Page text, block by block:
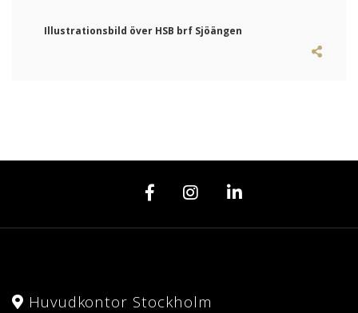
Illustrationsbild över HSB brf Sjöängen
Huvudkontor Stockholm